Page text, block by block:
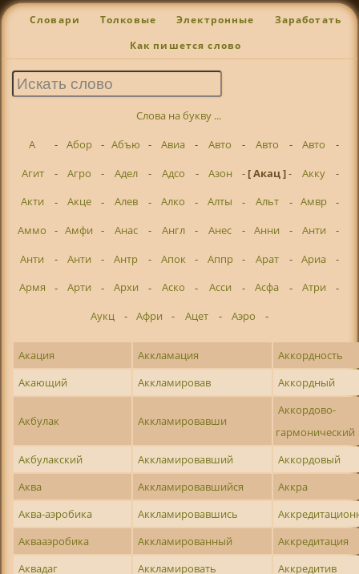
Словари Толковые Электронные Заработать
Как пишется слово
Слова на букву ...
А
- Абор - Абъю - Авиа - Авто - Авто - Авто
-
Агит
- Агро - Адел - Адсо - Азон - [ Акац ]- Акку
-
Акти
- Акце - Алев - Алко - Алты - Альт - Амвр
-
Аммо
- Амфи - Анас - Англ - Анес - Анни - Анти
-
Анти
- Анти - Антр - Апок - Аппр - Арат - Ариа
-
Армя
- Арти - Архи - Аско - Асси - Асфа - Атри
-
Аукц
- Афри - Ацет - Аэро -
Акация Аккламация
Аккордность
Акающий
Аккламировав Аккордный
Акбулак Аккламировавши
Аккордово-
гармонический
Акбулакский
Аккламировавший
Аккордовый
Аква
Аккламировавшийся
Аккра
Аква-аэробика
Аккламировавшись
Аквааэробика
Аккламированный
Аккредитация
Аквадаг
Аккламировать
Аккредитив